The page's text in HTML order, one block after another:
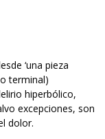
‘una pieza
terminal)
hiperbólico,
excepciones, son
del dolor.